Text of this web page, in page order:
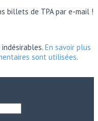
billets de TPA par e-mail !
En savoir plus
sont utilisées.